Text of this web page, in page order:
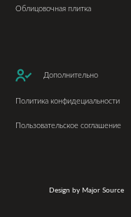
Облицовочная плитка
Дополнительно
Политика конфидециальности
Пользовательское соглашение
Design by Major Source